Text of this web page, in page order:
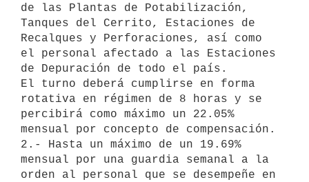
de las Plantas de Potabilización,
Tanques del Cerrito, Estaciones de
Recalques y Perforaciones, así como
el personal afectado a las Estaciones
de Depuración de todo el país.
El turno deberá cumplirse en forma
rotativa en régimen de 8 horas y se
percibirá como máximo un 22.05%
mensual por concepto de compensación.
2.- Hasta un máximo de un 19.69%
mensual por una guardia semanal a la
orden al personal que se desempeñe en